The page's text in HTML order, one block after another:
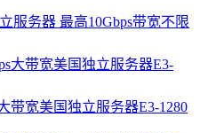
服务器 最高10Gbps带宽不限
带宽美国独立服务器E3-1280